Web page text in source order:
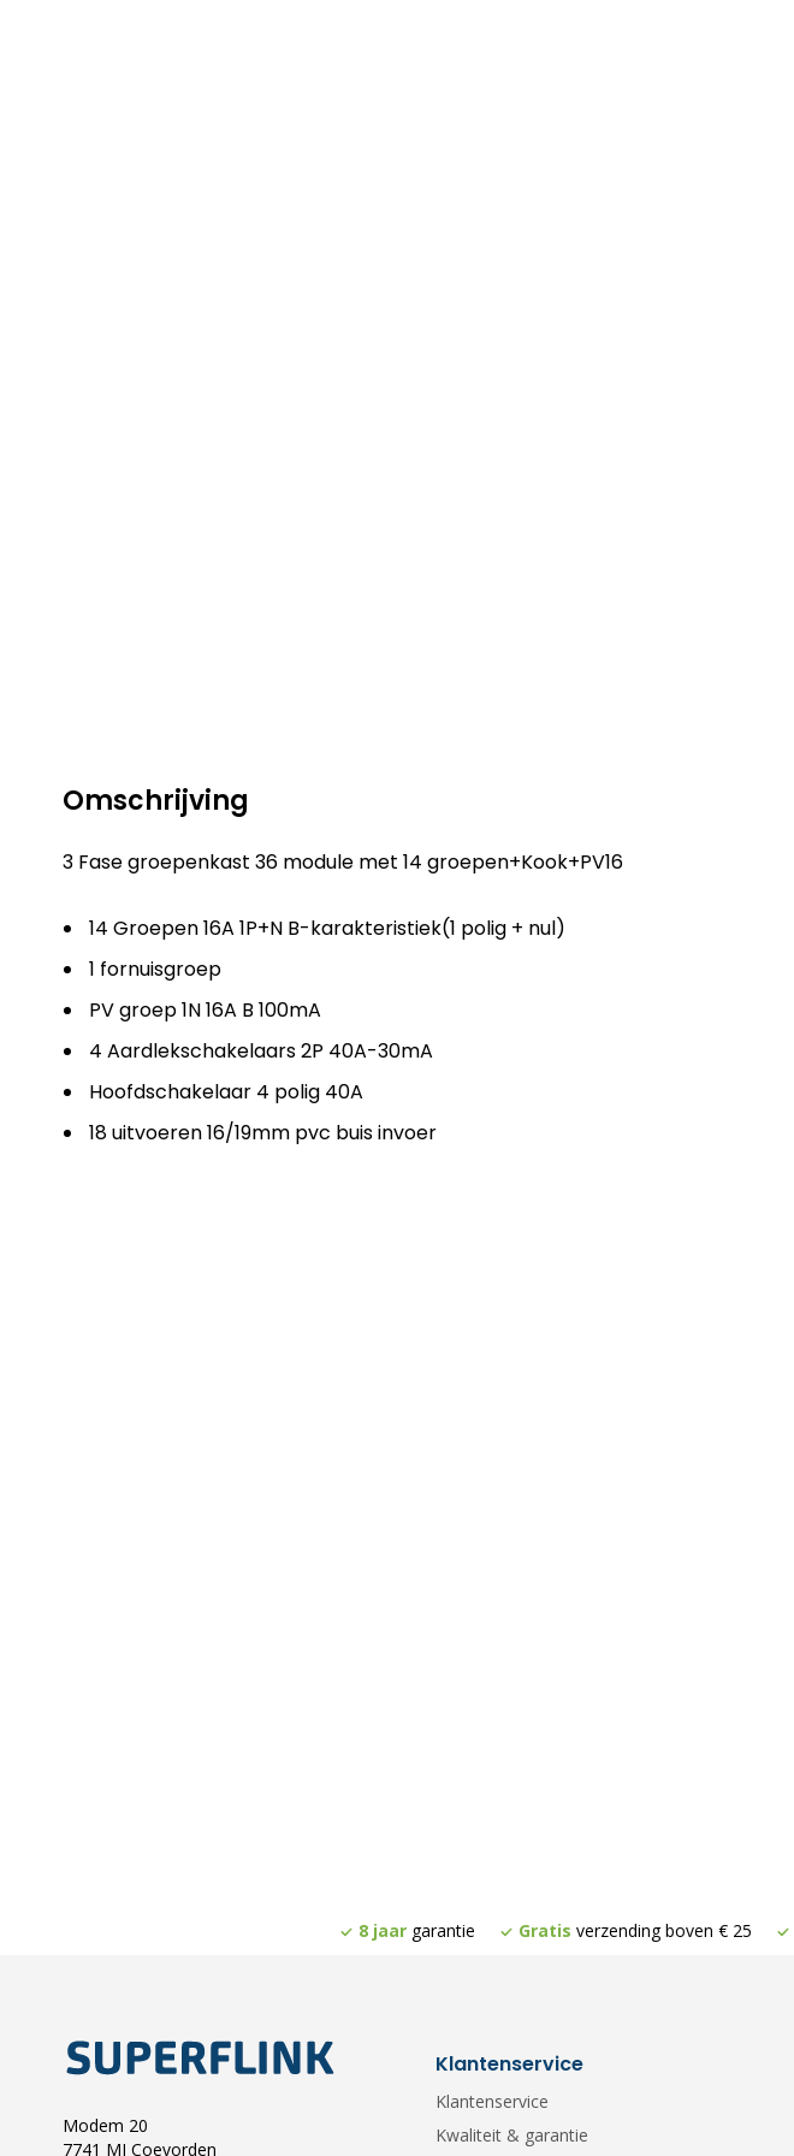
Omschrijving
3 Fase groepenkast 36 module met 14 groepen+Kook+PV16
14 Groepen 16A 1P+N B-karakteristiek(1 polig + nul)
1 fornuisgroep
PV groep 1N 16A B 100mA
4 Aardlekschakelaars 2P 40A-30mA
Hoofdschakelaar 4 polig 40A
18 uitvoeren 16/19mm pvc buis invoer
8 jaargarantie Gratis verzending boven € 25
Modem 20
7741 MJ Coevorden
Klantenservice
Klantenservice
Kwaliteit & garantie